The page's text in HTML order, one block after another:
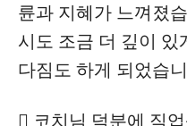
륜과 지혜가 느껴졌
시도 조금 더 깊이
다짐도 하게 되었습
 코치님 덕분에 직